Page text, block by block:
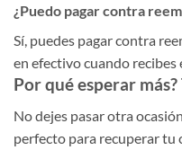
¿Puedo pagar contra
Sí, puedes pagar contra
en efectivo cuando
Por qué esperar
No dejes pasar otra
perfecto para recuperar tu